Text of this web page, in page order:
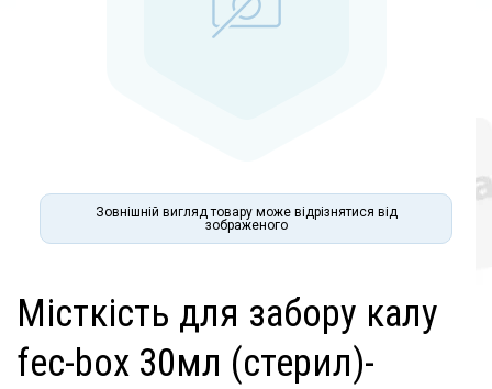
Зовнішній вигляд товару може відрізнятися від
зображеного
місткість для забору калу
fec-box 30мл (стерил)-